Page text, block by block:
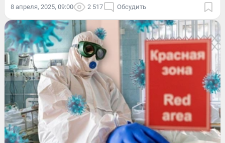
8 апреля, 2025, 09:00 2 517 Обсудить